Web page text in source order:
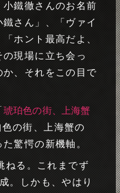
鐵徹さんのお名前
さん」、「ヴァイ
ホント最高だよ、
現場に立ち会っ
、それをこの目で
琥珀色の街、上海蟹
の街、上海蟹の
驚愕の新機軸。
ねる。これまでず
。しかも、やはり